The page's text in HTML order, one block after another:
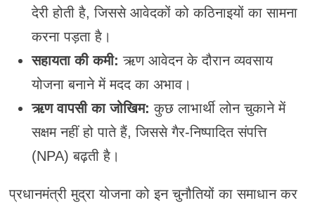
देरी होती है, जिससे आवेदकों को कठिनाइयों का सामना
करना पड़ता है।
सहायता की कमी:ऋण आवेदन के दौरान व्यवसाय
योजना बनाने में मदद का अभाव।
ऋण वापसी का जोखिम:कुछ लाभार्थी लोन चुकाने में
सक्षम नहीं हो पाते हैं, जिससे गैर-निष्पादित संपत्ति
(NPA) बढ़ती है।
प्रधानमंत्री मुद्रा योजना को इन चुनौतियों का समाधान कर